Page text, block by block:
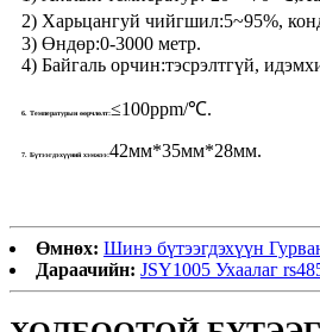
2) Харьцангуй чийгшил:5~95%,
3) Өндөр:0-3000 метр.
4) Байгаль орчин:тэсрэлтгүй,
6. Температурын өөрчлөлт:≤100ppm/℃.
7. Бүтээгдэхүүний хэмжээ:42мм*35мм*28мм.
Өмнөх: Шинэ бүтээгдэхүүн
Дараачийн: JSY1005 Ухаалаг